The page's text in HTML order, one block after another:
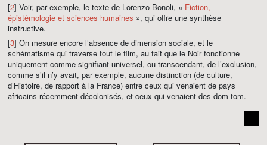
[2] Voir, par exemple, le texte de Lorenzo Bonoli, « Fiction,
épistémologie et sciences humaines », qui offre une synthèse
instructive.
[3] On mesure encore l’absence de dimension sociale, et le
schématisme qui traverse tout le film, au fait que le Noir fonctionne
uniquement comme signifiant universel, ou transcendant, de l’exclusion,
comme s’il n’y avait, par exemple, aucune distinction (de culture,
d’Histoire, de rapport à la France) entre ceux qui venaient de pays
africains récemment décolonisés, et ceux qui venaient des dom-tom.